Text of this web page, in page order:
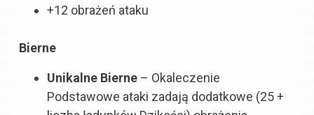
+12 obrażeń ataku
Bierne
Unikalne Bierne – Okaleczenie
Podstawowe ataki zadają dodatkowe (25 +